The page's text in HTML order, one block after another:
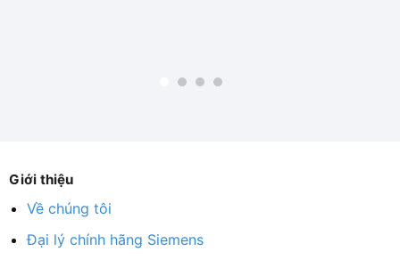
Giới thiệu
Về chúng tôi
Đại lý chính hãng Siemens